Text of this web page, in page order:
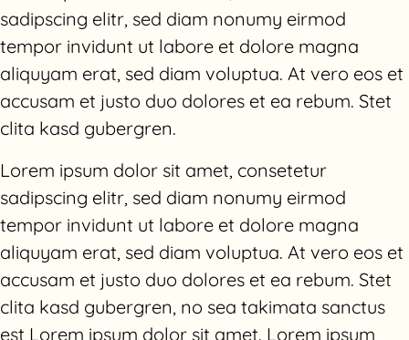
sadipscing elitr, sed diam nonumy eirmod
tempor invidunt ut labore et dolore magna
aliquyam erat, sed diam voluptua. At vero eos et
accusam et justo duo dolores et ea rebum. Stet
clita kasd gubergren.
Lorem ipsum dolor sit amet, consetetur
sadipscing elitr, sed diam nonumy eirmod
tempor invidunt ut labore et dolore magna
aliquyam erat, sed diam voluptua. At vero eos et
accusam et justo duo dolores et ea rebum. Stet
clita kasd gubergren, no sea takimata sanctus
est Lorem ipsum dolor sit amet. Lorem ipsum